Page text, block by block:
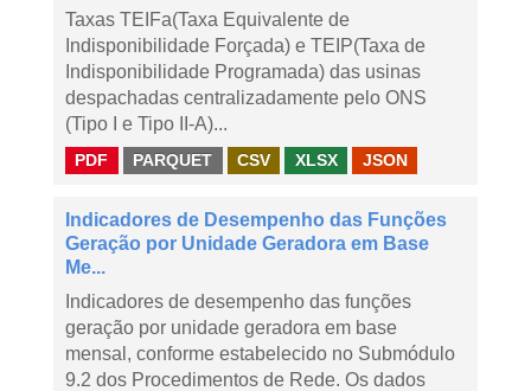
Taxas TEIFa(Taxa Equivalente de
Indisponibilidade Forçada) e TEIP(Taxa de
Indisponibilidade Programada) das usinas
despachadas centralizadamente pelo ONS
(Tipo I e Tipo II-A)...
PDF PARQUET CSV XLSX JSON
Indicadores de Desempenho das Funções
Geração por Unidade Geradora em Base
Me...
Indicadores de desempenho das funções
geração por unidade geradora em base
mensal, conforme estabelecido no Submódulo
9.2 dos Procedimentos de Rede. Os dados